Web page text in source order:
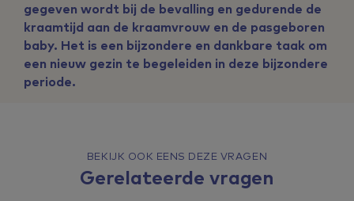
gegeven wordt bij de bevalling en gedurende de
kraamtijd aan de kraamvrouw en de pasgeboren
baby. Het is een bijzondere en dankbare taak om
een nieuw gezin te begeleiden in deze bijzondere
periode.
BEKIJK OOK EENS DEZE VRAGEN
Gerelateerde vragen